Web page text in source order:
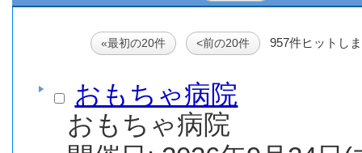
«最初の20件 <前の20件 957件ヒットし
おもちゃ病院
おもちゃ病院